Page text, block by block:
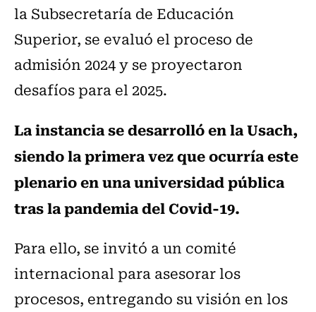
la Subsecretaría de Educación
Superior, se evaluó el proceso de
admisión 2024 y se proyectaron
desafíos para el 2025.
La instancia se desarrolló en la Usach,
siendo la primera vez que ocurría este
plenario en una universidad pública
tras la pandemia del Covid-19.
Para ello, se invitó a un comité
internacional para asesorar los
procesos, entregando su visión en los